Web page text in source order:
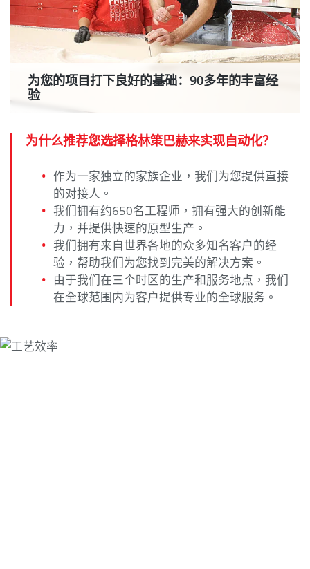
为您的项目打下良好的基础：90多年的丰富经
验
为什么推荐您选择格林策巴赫来实现自动化？
作为一家独立的家族企业，我们为您提供直接
的对接人。
我们拥有约650名工程师，拥有强大的创新能
力，并提供快速的原型生产。
我们拥有来自世界各地的众多知名客户的经
验，帮助我们为您找到完美的解决方案。
由于我们在三个时区的生产和服务地点，我们
在全球范围内为客户提供专业的全球服务。